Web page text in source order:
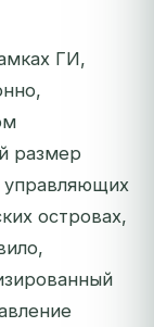
ГИ,
размер
управляющих
островах,